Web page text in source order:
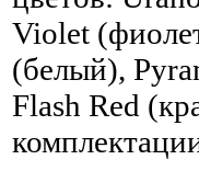
Violet
(белый),
Flash Red